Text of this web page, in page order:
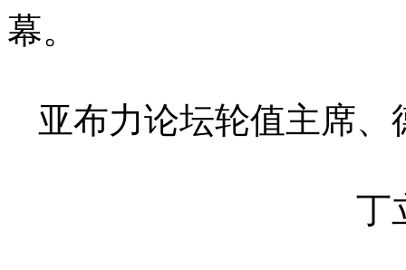
幕。
亚布力论坛轮值主席
丁